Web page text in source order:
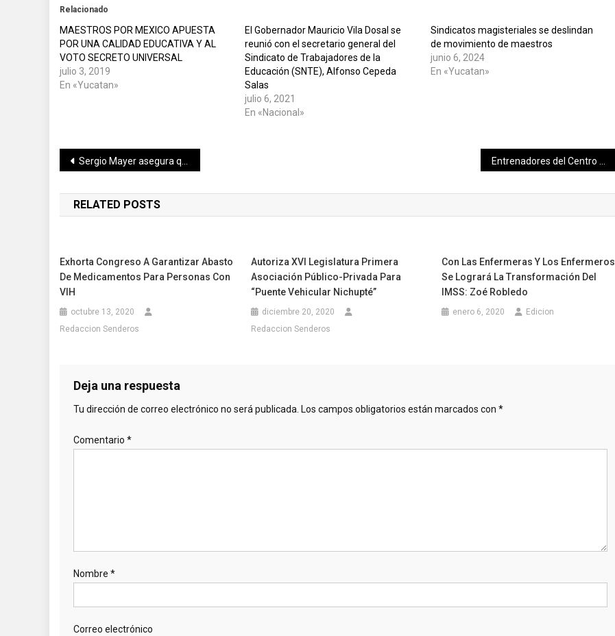
Relacionado
MAESTROS POR MEXICO APUESTA
POR UNA CALIDAD EDUCATIVA Y AL
VOTO SECRETO UNIVERSAL
julio 3, 2019
En «Yucatan»
El Gobernador Mauricio Vila Dosal se
reunió con el secretario general del
Sindicato de Trabajadores de la
Educación (SNTE), Alfonso Cepeda
Salas
julio 6, 2021
En «Nacional»
Sindicatos magisteriales se deslindan
de movimiento de maestros
junio 6, 2024
En «Yucatan»
Navegación
de
entradas
Sergio Mayer asegura que sus supuestos vínculos con el narco son “calumnias”
RELATED POSTS
Exhorta Congreso A Garantizar Abasto
De Medicamentos Para Personas Con
VIH
octubre 13, 2020
Redaccion Senderos
Autoriza XVI Legislatura Primera
Asociación Público-Privada Para
“Puente Vehicular Nichupté”
diciembre 20, 2020
Redaccion Senderos
Con Las Enfermeras Y Los Enfermeros
Se Logrará La Transformación Del
IMSS: Zoé Robledo
enero 6, 2020 Edicion
Deja una respuesta
Tu dirección de correo electrónico no será publicada. Los campos obligatorios están marcados con *
Comentario *
Nombre *
Correo electrónico